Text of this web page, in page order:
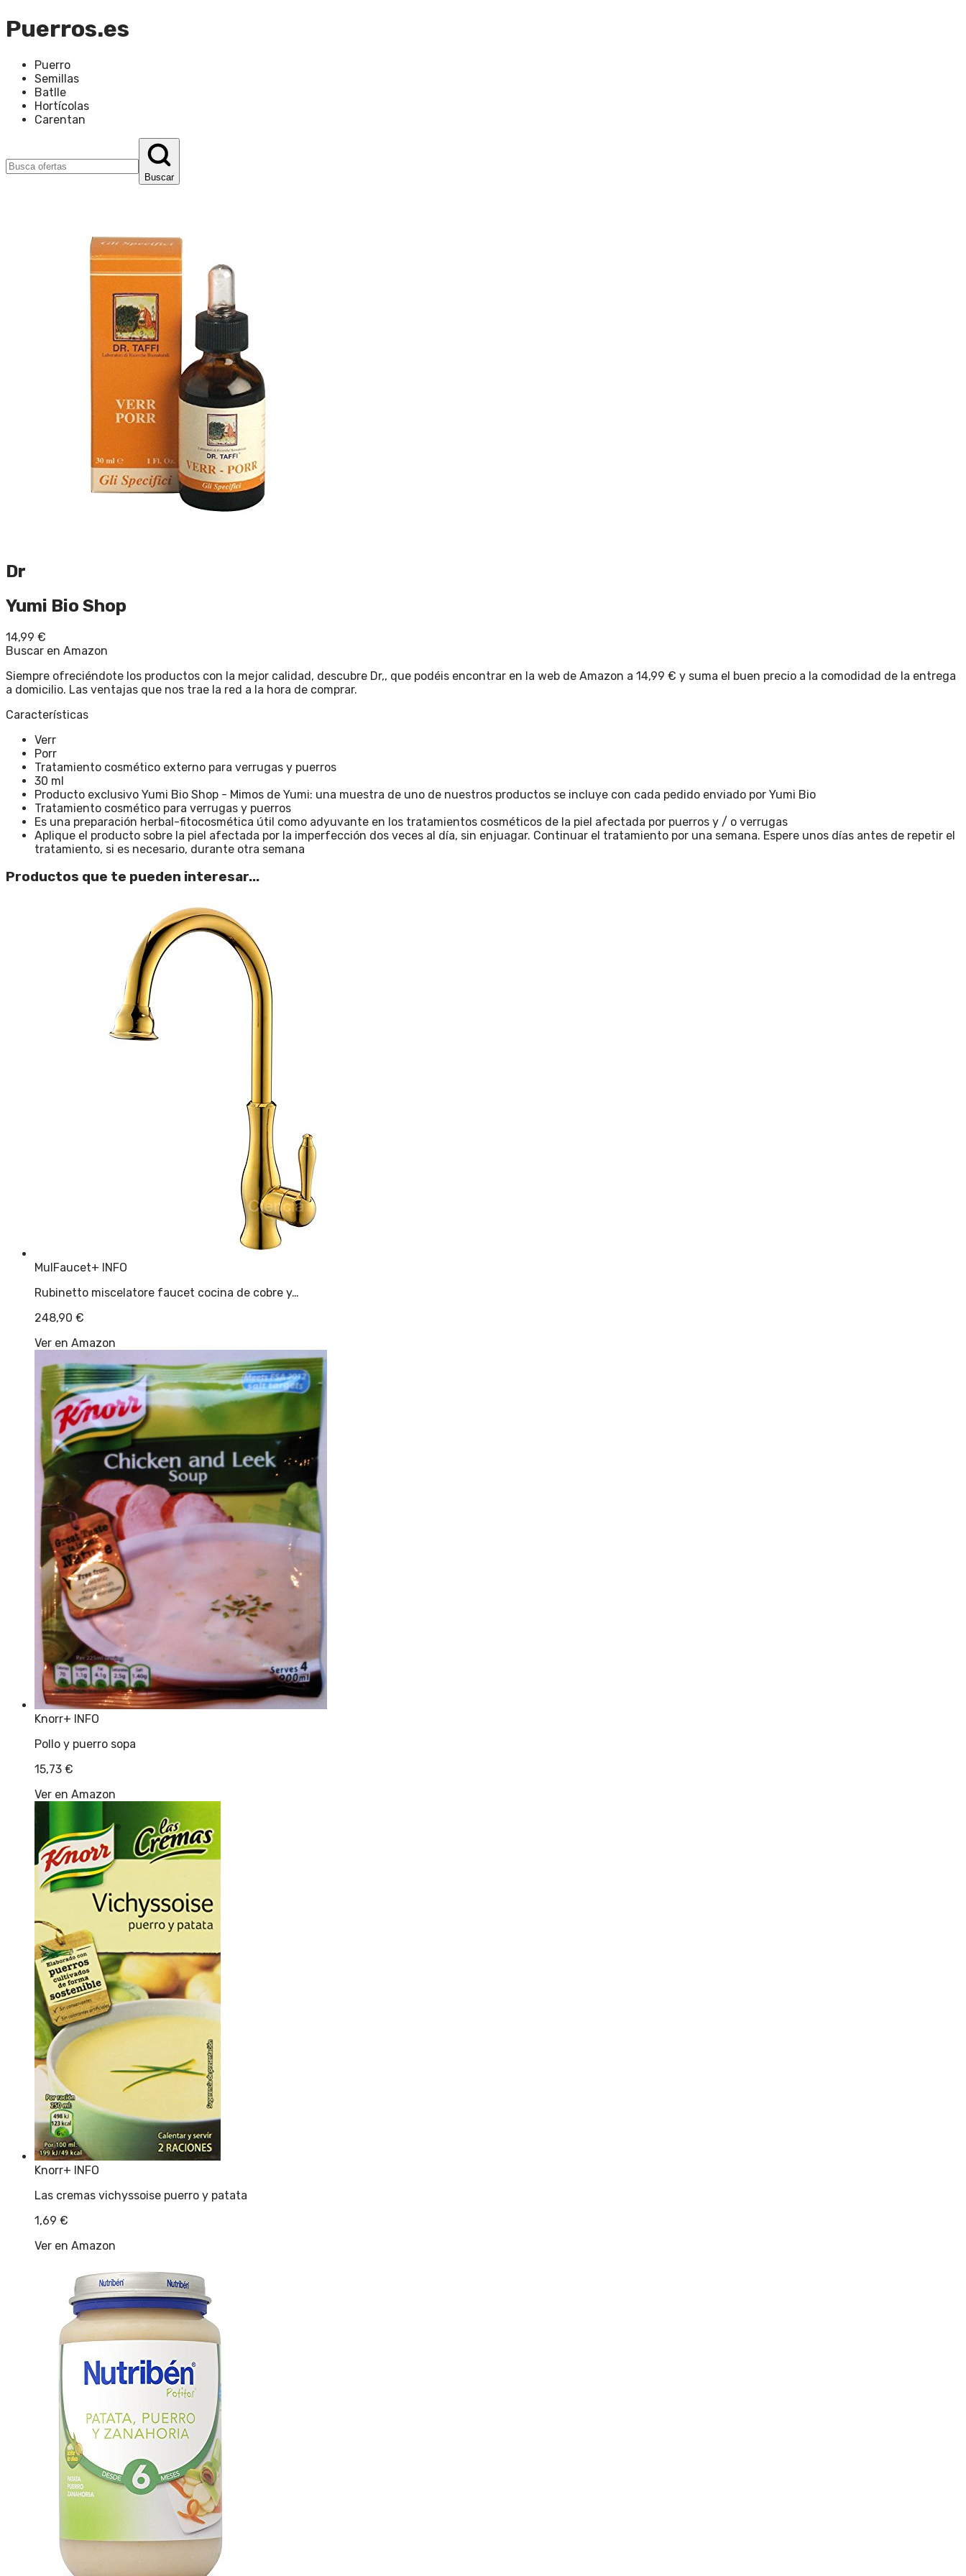
Puerros.es
Puerro
Semillas
Batlle
Hortícolas
Carentan
Buscar
Dr
Yumi Bio Shop
14,99 €
Buscar en Amazon
Siempre ofreciéndote los productos con la mejor calidad, descubre Dr,, que podéis encontrar en la web de Amazon a 14,99 € y suma el buen precio a la comodidad de la entrega
a domicilio. Las ventajas que nos trae la red a la hora de comprar.
Características
Verr
Porr
Tratamiento cosmético externo para verrugas y puerros
30 ml
Producto exclusivo Yumi Bio Shop - Mimos de Yumi: una muestra de uno de nuestros productos se incluye con cada pedido enviado por Yumi Bio
Tratamiento cosmético para verrugas y puerros
Es una preparación herbal-fitocosmética útil como adyuvante en los tratamientos cosméticos de la piel afectada por puerros y / o verrugas
Aplique el producto sobre la piel afectada por la imperfección dos veces al día, sin enjuagar. Continuar el tratamiento por una semana. Espere unos días antes de repetir el
tratamiento, si es necesario, durante otra semana
Productos que te pueden interesar...
MulFaucet+ INFO
Rubinetto miscelatore faucet cocina de cobre y…
248,90 €
Ver en Amazon
Knorr+ INFO
Pollo y puerro sopa
15,73 €
Ver en Amazon
Knorr+ INFO
Las cremas vichyssoise puerro y patata
1,69 €
Ver en Amazon